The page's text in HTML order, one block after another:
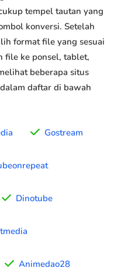
tempel tautan yang
konversi. Setelah
format file yang sesuai
file ke ponsel, tablet,
beberapa situs
daftar di bawah
Gostream
Dinotube
Animedao28